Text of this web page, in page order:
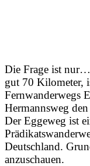
Die Frage ist nur…
gut 70 Kilometer,
Fernwanderwegs
Hermannsweg
Der Eggeweg ist
Deutschland.
anzuschauen.